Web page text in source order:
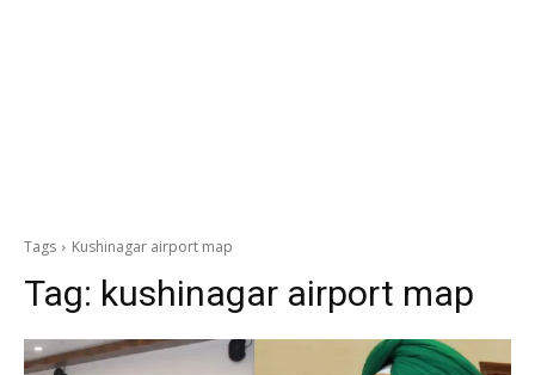
Tags Kushinagar airport map
Tag: kushinagar airport map